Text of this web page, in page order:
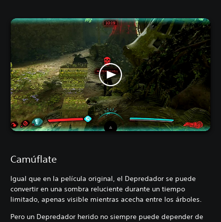
Camúflate
Igual que en la película original, el Depredador se puede
convertir en una sombra reluciente durante un tiempo
limitado, apenas visible mientras acecha entre los árboles.
Pero un Depredador herido no siempre puede depender de